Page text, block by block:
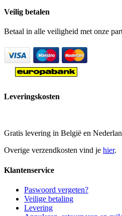
Veilig betalen
Betaal in alle veiligheid met onze
Leveringskosten
Gratis levering in België en
Overige verzendkosten vind je hier.
Klantenservice
Paswoord vergeten?
Veilige betaling
Levering